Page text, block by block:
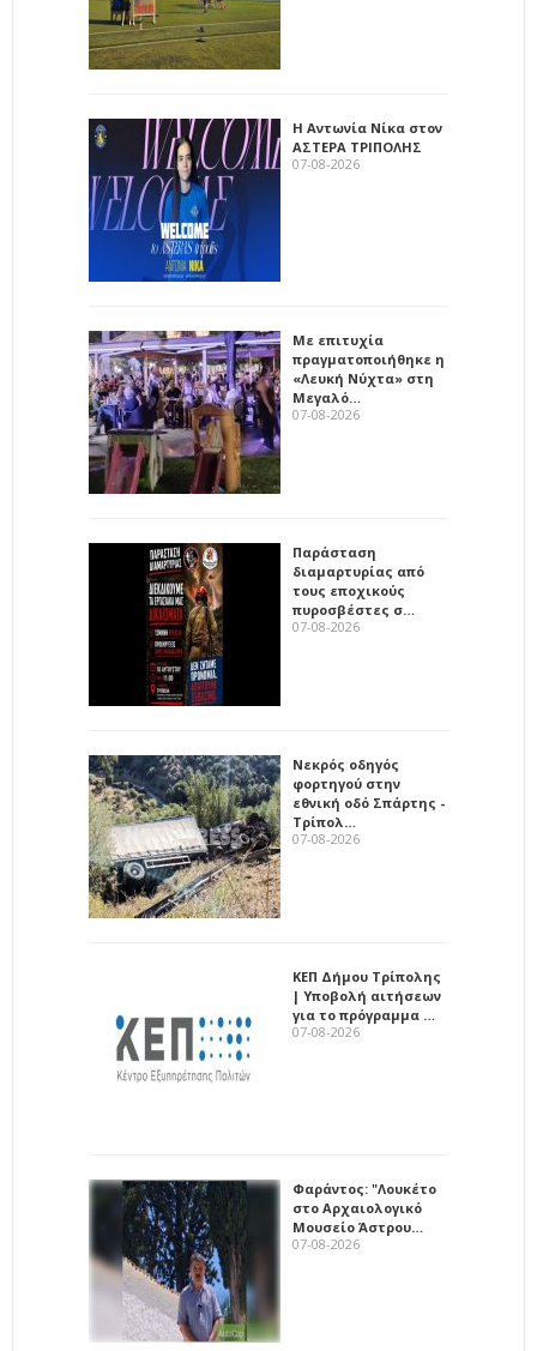
Η Αντωνία Νίκα στον
ΑΣΤΕΡΑ ΤΡΙΠΟΛΗΣ
07-08-2026
Με επιτυχία
πραγματοποιήθηκε η
«Λευκή Νύχτα» στη
Μεγαλό…
07-08-2026
Παράσταση
διαμαρτυρίας από
τους εποχικούς
πυροσβέστες σ…
07-08-2026
Νεκρός οδηγός
φορτηγού στην
εθνική οδό Σπάρτης -
Τρίπολ…
07-08-2026
ΚΕΠ Δήμου Τρίπολης
| Υποβολή αιτήσεων
για το πρόγραμμα …
07-08-2026
Φαράντος: "Λουκέτο
στο Αρχαιολογικό
Μουσείο Άστρου…
07-08-2026